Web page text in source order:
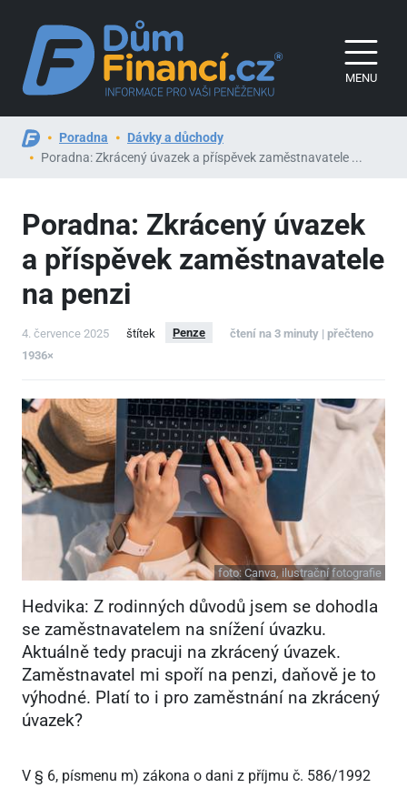
MENU
Poradna
Dávky a důchody
Poradna: Zkrácený úvazek a příspěvek zaměstnavatele ...
Poradna: Zkrácený úvazek
a příspěvek zaměstnavatele
na penzi
4. července 2025 štítek Penze
čtení na 3 minuty | přečteno
1936×
foto: Canva, ilustrační fotografie
Hedvika: Z rodinných důvodů jsem se dohodla
se zaměstnavatelem na snížení úvazku.
Aktuálně tedy pracuji na zkrácený úvazek.
Zaměstnavatel mi spoří na penzi, daňově je to
výhodné. Platí to i pro zaměstnání na zkrácený
úvazek?
V § 6, písmenu m) zákona o dani z příjmu č. 586/1992